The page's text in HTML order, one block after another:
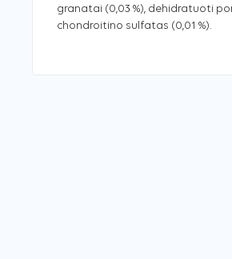
granatai (0,03 %), dehidratuoti
chondroitino sulfatas (0,01 %).